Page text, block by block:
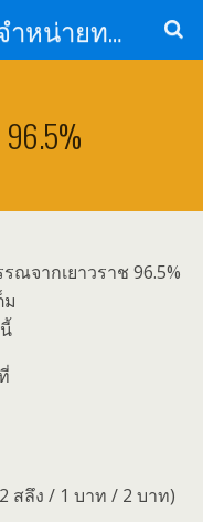
ห้างทองแม่พลอย : จำหน่ายทองรูปพรรณ ทองแท่ง จากเยาวราช รับเลี่ยมกรอบพระกันน้ำ
จากเยาวราช 96.5%
ม
สลึง / 1 บาท / 2 บาท)